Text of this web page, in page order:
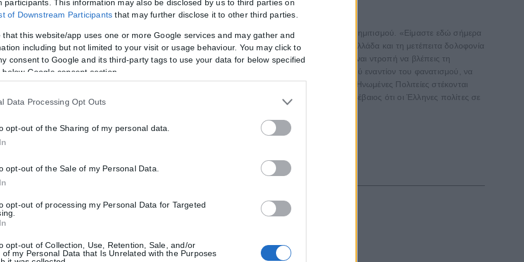
participants. This information may also be disclosed by us to third parties on
of Downstream Participants that may further disclose it to other third parties.
that this website/app uses one or more Google services and may gather and
including but not limited to your visit or usage behaviour. You may click to
consent to Google and its third-party tags to use your data for below specified
Google consent section.
Data Processing Opt Outs
opt-out of the Sharing of my personal data.
opt-out of the Sale of my Personal Data.
opt-out of processing my Personal Data for Targeted
opt-out of Collection, Use, Retention, Sale, and/or
of my Personal Data that Is Unrelated with the Purposes
μαζί βοήθησαν στον καθαρισμό.
διατήρησης της ιστορικής μνήμης αλλά και καταπολέμησης του μίσους και του αντισημιτισμού. «Είμαστε εδώ σήμερα
τους που μνημονεύει την απέλαση της εβραϊκής κοινότητας της πόλης από την Ελλάδα και τη μετέπειτα δολοφονία
η Θεσσαλονίκη, πλήρωσαν πολύ βαρύ τίμημα κατά τη διάρκεια του Ολοκαυτώματος και είναι ντροπή να βλέπεις τη
μου», πρόσθεσε, «να είμαι ξεκάθαρη, όλοι έχουμε την υποχρέωση να μιλάμε παντού εναντίον του φανατισμού, να
και να διατηρήσουμε τη μνήμη του Ολοκαυτώματος. Όπως είπε ο πρέσβης κ. Τσούνης, οι Ηνωμένες Πολιτείες στέκονται
για την καταπολέμηση του μίσους και της μισαλλοδοξίας σε όλες τις μορφές, όπως είμαι βέβαιος ότι οι Έλληνες πολίτες σε
ή διαβατήριο τα ταξίδια στο εξωτερικό